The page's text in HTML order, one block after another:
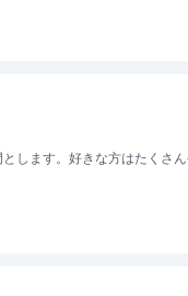
します。好きな方はたくさ